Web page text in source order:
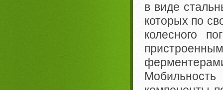
в виде
которых по
колесного